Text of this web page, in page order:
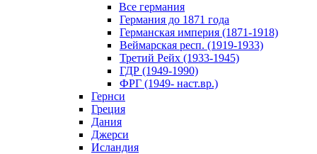
Все германия
Германия до 1871 года
Германская империя (1871-1918)
Веймарская респ. (1919-1933)
Третий Рейх (1933-1945)
ГДР (1949-1990)
ФРГ (1949- наст.вр.)
Гернси
Греция
Дания
Джерси
Исландия